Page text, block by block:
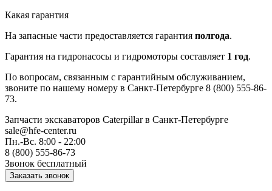
Какая гарантия
На запасные части предоставляется гарантия полгода.
Гарантия на гидронасосы и гидромоторы составляет 1 год.
По вопросам, связанным с гарантийным обслуживанием,
звоните по нашему номеру в Санкт-Петербурге 8 (800) 555-86-
73.
Запчасти экскаваторов Caterpillarв Санкт-Петербурге
sale@hfe-center.ru
Пн.-Вс. 8:00 - 22:00
8 (800) 555-86-73
Звонок бесплатный